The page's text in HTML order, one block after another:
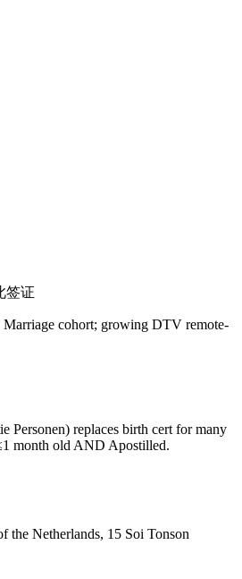
签证
cohort; growing DTV remote-
Personen) replaces birth cert for many
month old AND Apostilled.
the Netherlands, 15 Soi Tonson